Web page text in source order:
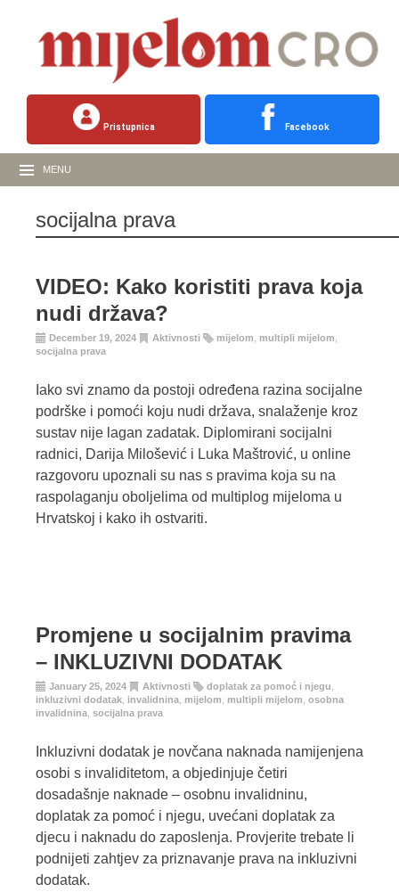
Pristupnica Facebook
MENU
socijalna prava
VIDEO: Kako koristiti prava koja
nudi država?
December 19, 2024 Aktivnosti mijelom multipli mijelom
socijalna prava
Iako svi znamo da postoji određena razina socijalne
podrške i pomoći koju nudi država, snalaženje kroz
sustav nije lagan zadatak. Diplomirani socijalni
radnici, Darija Milošević i Luka Maštrović, u online
razgovoru upoznali su nas s pravima koja su na
raspolaganju oboljelima od multiplog mijeloma u
Hrvatskoj i kako ih ostvariti.
Promjene u socijalnim pravima
– INKLUZIVNI DODATAK
January 25, 2024 Aktivnosti doplatak za pomoć i njegu
inkluzivni dodatak invalidnina mijelom multipli mijelom osobna
invalidnina socijalna prava
Inkluzivni dodatak je novčana naknada namijenjena
osobi s invaliditetom, a objedinjuje četiri
dosadašnje naknade – osobnu invalidninu,
doplatak za pomoć i njegu, uvećani doplatak za
djecu i naknadu do zaposlenja. Provjerite trebate li
podnijeti zahtjev za priznavanje prava na inkluzivni
dodatak.